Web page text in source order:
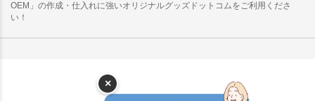
OEM」の作成・仕入れに強いオリジナルグッズドットコムをご利用くださ
い！
×